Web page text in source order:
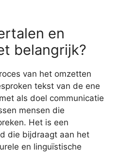
en
belangrijk?
van het omzetten
tekst van de ene
als doel communicatie
mensen die
Het is een
die bijdraagt aan het
en linguïstische